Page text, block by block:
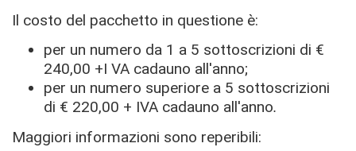
Il costo del pacchetto in questione è:
per un numero da 1 a 5 sottoscrizioni di €
240,00 +I VA cadauno all'anno;
per un numero superiore a 5 sottoscrizioni
di € 220,00 + IVA cadauno all'anno.
Maggiori informazioni sono reperibili: